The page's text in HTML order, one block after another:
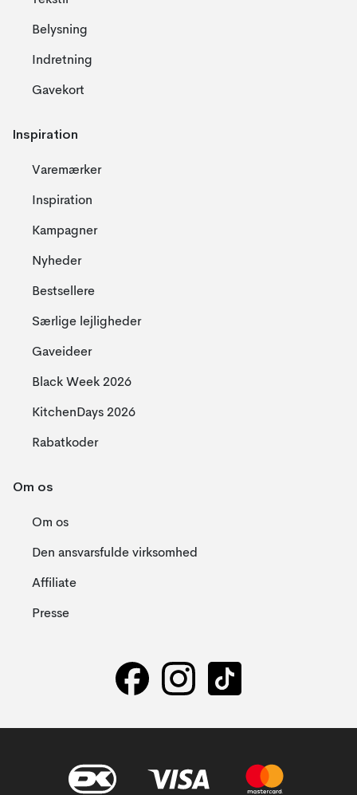
Belysning
Indretning
Gavekort
Inspiration
Varemærker
Inspiration
Kampagner
Nyheder
Bestsellere
Særlige lejligheder
Gaveideer
Black Week 2026
KitchenDays 2026
Rabatkoder
Om os
Om os
Den ansvarsfulde virksomhed
Affiliate
Presse